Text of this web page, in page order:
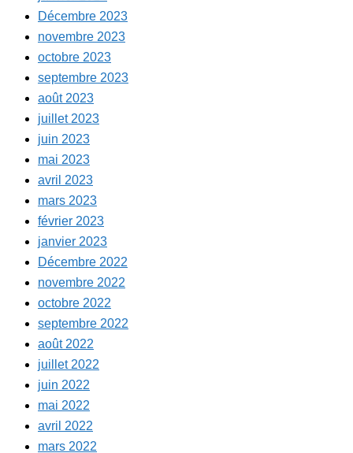
Décembre 2023
novembre 2023
octobre 2023
septembre 2023
août 2023
juillet 2023
juin 2023
mai 2023
avril 2023
mars 2023
février 2023
janvier 2023
Décembre 2022
novembre 2022
octobre 2022
septembre 2022
août 2022
juillet 2022
juin 2022
mai 2022
avril 2022
mars 2022